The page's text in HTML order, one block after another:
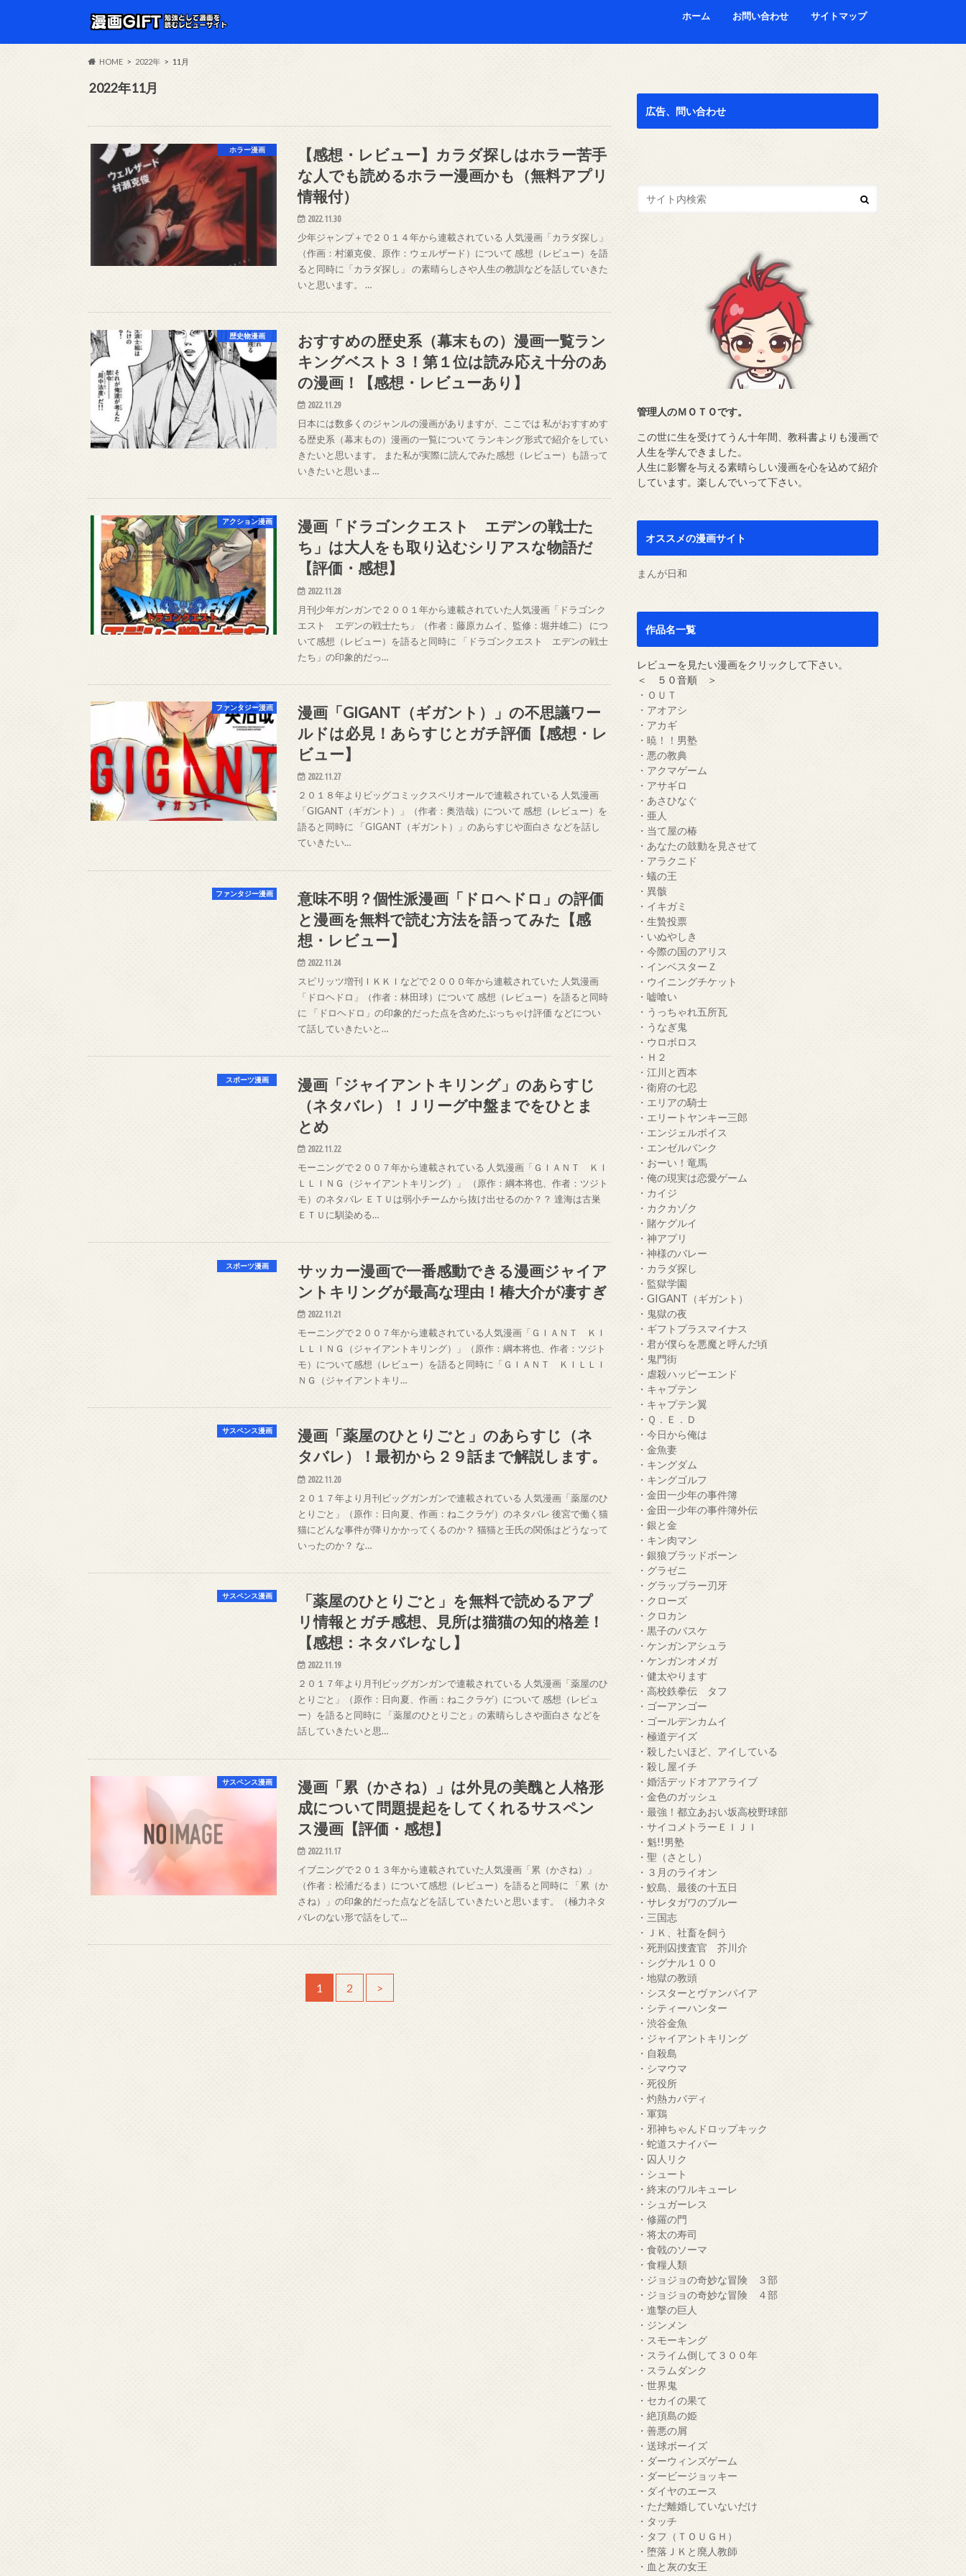
ホーム お問い合わせ サイトマップ
HOME 2022年 11月
2022年11月
ホラー漫画
【感想・レビュー】カラダ探しはホラー苦手
な人でも読めるホラー漫画かも（無料アプリ
情報付）
2022.11.30
少年ジャンプ＋で２０１４年から連載されている 人気漫画「カラダ探し」
（作画：村瀬克俊、原作：ウェルザード）について 感想（レビュー）を語
ると同時に「カラダ探し」 の素晴らしさや人生の教訓などを話していきた
いと思います。 …
歴史物漫画
おすすめの歴史系（幕末もの）漫画一覧ラン
キングベスト３！第１位は読み応え十分のあ
の漫画！【感想・レビューあり】
2022.11.29
日本には数多くのジャンルの漫画がありますが、ここでは 私がおすすめす
る歴史系（幕末もの）漫画の一覧について ランキング形式で紹介をしてい
きたいと思います。 また私が実際に読んでみた感想（レビュー）も語って
いきたいと思いま…
アクション漫画
漫画「ドラゴンクエスト エデンの戦士た
ち」は大人をも取り込むシリアスな物語だ
【評価・感想】
2022.11.28
月刊少年ガンガンで２００１年から連載されていた人気漫画「ドラゴンク
エスト エデンの戦士たち」（作者：藤原カムイ、監修：堀井雄二） につ
いて感想（レビュー）を語ると同時に 「ドラゴンクエスト エデンの戦士
たち」の印象的だっ…
ファンタジー漫画
漫画「GIGANT（ギガント）」の不思議ワー
ルドは必見！あらすじとガチ評価【感想・レ
ビュー】
2022.11.27
２０１８年よりビッグコミックスペリオールで連載されている 人気漫画
「GIGANT（ギガント）」（作者：奥浩哉）について 感想（レビュー）を
語ると同時に 「GIGANT（ギガント）」のあらすじや面白さ などを話し
ていきたい…
ファンタジー漫画
意味不明？個性派漫画「ドロヘドロ」の評価
と漫画を無料で読む方法を語ってみた【感
想・レビュー】
2022.11.24
スピリッツ増刊ＩＫＫＩなどで２０００年から連載されていた 人気漫画
「ドロヘドロ」（作者：林田球）について 感想（レビュー）を語ると同時
に 「ドロヘドロ」の印象的だった点を含めたぶっちゃけ評価 などについ
て話していきたいと…
スポーツ漫画
漫画「ジャイアントキリング」のあらすじ
（ネタバレ）！Ｊリーグ中盤までをひとま
とめ
2022.11.22
モーニングで２００７年から連載されている 人気漫画「ＧＩＡＮＴ ＫＩ
ＬＬＩＮＧ（ジャイアントキリング）」 （原作：綱本将也、作者：ツジト
モ）のネタバレ ＥＴＵは弱小チームから抜け出せるのか？？ 達海は古巣
ＥＴＵに馴染める…
スポーツ漫画
サッカー漫画で一番感動できる漫画ジャイア
ントキリングが最高な理由！椿大介が凄すぎ
2022.11.21
モーニングで２００７年から連載されている人気漫画「ＧＩＡＮＴ ＫＩ
ＬＬＩＮＧ（ジャイアントキリング）」（原作：綱本将也、作者：ツジト
モ）について感想（レビュー）を語ると同時に「ＧＩＡＮＴ ＫＩＬＬＩ
ＮＧ（ジャイアントキリ…
サスペンス漫画
漫画「薬屋のひとりごと」のあらすじ（ネ
タバレ）！最初から２９話まで解説します。
2022.11.20
２０１７年より月刊ビッグガンガンで連載されている 人気漫画「薬屋のひ
とりごと」（原作：日向夏、作画：ねこクラゲ）のネタバレ 後宮で働く猫
猫にどんな事件が降りかかってくるのか？ 猫猫と壬氏の関係はどうなって
いったのか？ な…
サスペンス漫画
「薬屋のひとりごと」を無料で読めるアプ
リ情報とガチ感想、見所は猫猫の知的格差！
【感想：ネタバレなし】
2022.11.19
２０１７年より月刊ビッグガンガンで連載されている 人気漫画「薬屋のひ
とりごと」（原作：日向夏、作画：ねこクラゲ）について 感想（レビュ
ー）を語ると同時に 「薬屋のひとりごと」の素晴らしさや面白さ などを
話していきたいと思…
サスペンス漫画
漫画「累（かさね）」は外見の美醜と人格形
成について問題提起をしてくれるサスペン
ス漫画【評価・感想】
2022.11.17
イブニングで２０１３年から連載されていた人気漫画「累（かさね）」
（作者：松浦だるま）について感想（レビュー）を語ると同時に 「累（か
さね）」の印象的だった点などを話していきたいと思います。（極力ネタ
バレのない形で話をして…
1 2 >
広告、問い合わせ
管理人のＭＯＴＯです。
この世に生を受けてうん十年間、教科書よりも漫画で
人生を学んできました。
人生に影響を与える素晴らしい漫画を心を込めて紹介
しています。楽しんでいって下さい。
オススメの漫画サイト
まんが日和
作品名一覧
レビューを見たい漫画をクリックして下さい。
＜ ５０音順 ＞
・ＯＵＴ
・アオアシ
・アカギ
・暁！！男塾
・悪の教典
・アクマゲーム
・アサギロ
・あさひなぐ
・亜人
・当て屋の椿
・あなたの鼓動を見させて
・アラクニド
・蟻の王
・異骸
・イキガミ
・生贄投票
・いぬやしき
・今際の国のアリス
・インベスターＺ
・ウイニングチケット
・嘘喰い
・うっちゃれ五所瓦
・うなぎ鬼
・ウロボロス
・Ｈ２
・江川と西本
・衛府の七忍
・エリアの騎士
・エリートヤンキー三郎
・エンジェルボイス
・エンゼルバンク
・おーい！竜馬
・俺の現実は恋愛ゲーム
・カイジ
・カクカゾク
・賭ケグルイ
・神アプリ
・神様のバレー
・カラダ探し
・監獄学園
・GIGANT（ギガント）
・鬼獄の夜
・ギフトプラスマイナス
・君が僕らを悪魔と呼んだ頃
・鬼門街
・虐殺ハッピーエンド
・キャプテン
・キャプテン翼
・Ｑ．Ｅ．Ｄ
・今日から俺は
・金魚妻
・キングダム
・キングゴルフ
・金田一少年の事件簿
・金田一少年の事件簿外伝
・銀と金
・キン肉マン
・銀狼ブラッドボーン
・グラゼニ
・グラップラー刃牙
・クローズ
・クロカン
・黒子のバスケ
・ケンガンアシュラ
・ケンガンオメガ
・健太やります
・高校鉄拳伝 タフ
・ゴーアンゴー
・ゴールデンカムイ
・極道デイズ
・殺したいほど、アイしている
・殺し屋イチ
・婚活デッドオアアライブ
・金色のガッシュ
・最強！都立あおい坂高校野球部
・サイコメトラーＥＩＪＩ
・魁!!男塾
・聖（さとし）
・３月のライオン
・鮫島、最後の十五日
・サレタガワのブルー
・三国志
・ＪＫ、社畜を飼う
・死刑囚捜査官 芥川介
・シグナル１００
・地獄の教頭
・シスターとヴァンパイア
・シティーハンター
・渋谷金魚
・ジャイアントキリング
・自殺島
・シマウマ
・死役所
・灼熱カバディ
・軍鶏
・邪神ちゃんドロップキック
・蛇道スナイパー
・囚人リク
・シュート
・終末のワルキューレ
・シュガーレス
・修羅の門
・将太の寿司
・食戟のソーマ
・食糧人類
・ジョジョの奇妙な冒険 ３部
・ジョジョの奇妙な冒険 ４部
・進撃の巨人
・ジンメン
・スモーキング
・スライム倒して３００年
・スラムダンク
・世界鬼
・セカイの果て
・絶頂島の姫
・善悪の屑
・送球ボーイズ
・ダーウィンズゲーム
・ダービージョッキー
・ダイヤのエース
・ただ離婚していないだけ
・タッチ
・タフ（ＴＯＵＧＨ）
・堕落ＪＫと廃人教師
・血と灰の女王